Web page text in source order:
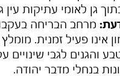
גן לאומי עתיקות עין
מרחב הבריחה
אינו פעיל זמנית.
והגנים לגבי שינויים
בנחלי מדבר יהודה.